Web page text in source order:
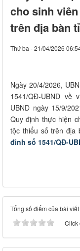
cho sinh
trên địa bàn
Thứ ba - 21/04/2026
Ngày 20/4/2026,
1541/QĐ-UBND về
UBND ngày 15/9/
Quy định thực hiện
tộc thiểu số trên địa
đinh số 1541/QĐ-
Tổng số điểm của bài
Click